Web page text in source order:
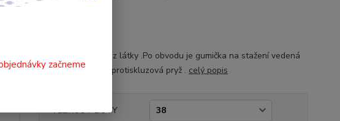
PRYŽ)
Cvičky v provedení z látky .Po obvodu je gumička na stažení vedená
tunýlkem.Podešev protiskluzová pryž . celý popis
VELIKOST BOTY
začneme